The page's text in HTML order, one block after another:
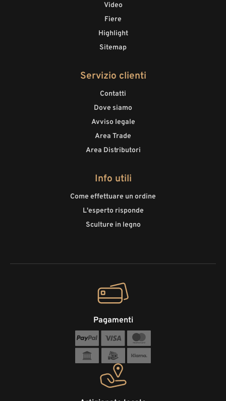
Video
Fiere
Highlight
Sitemap
Servizio clienti
Contatti
Dove siamo
Avviso legale
Area Trade
Area Distributori
Info utili
Come effettuare un ordine
L'esperto risponde
Sculture in legno
Pagamenti